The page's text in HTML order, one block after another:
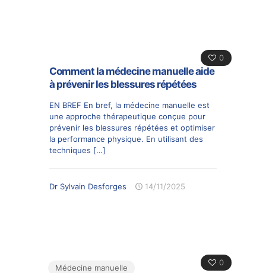
0
Comment la médecine manuelle aide
à prévenir les blessures répétées
EN BREF En bref, la médecine manuelle est
une approche thérapeutique conçue pour
prévenir les blessures répétées et optimiser
la performance physique. En utilisant des
techniques […]
Dr Sylvain Desforges 14/11/2025
0
Médecine manuelle